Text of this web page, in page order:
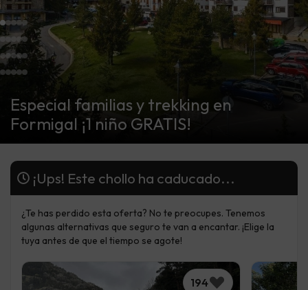
Especial familias y trekking en
Formigal ¡1 niño GRATIS!
¡Ups! Este chollo ha caducado...
¿Te has perdido esta oferta? No te preocupes. Tenemos
algunas alternativas que seguro te van a encantar. ¡Elige la
tuya antes de que el tiempo se agote!
194